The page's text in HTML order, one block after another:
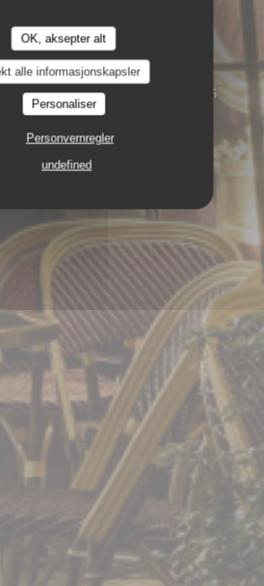
OK, aksepter alt
alle informasjonskapsler
Personaliser
Personvernregler
undefined
L'ANCIENNE COMÉDIE 75006
PARIS